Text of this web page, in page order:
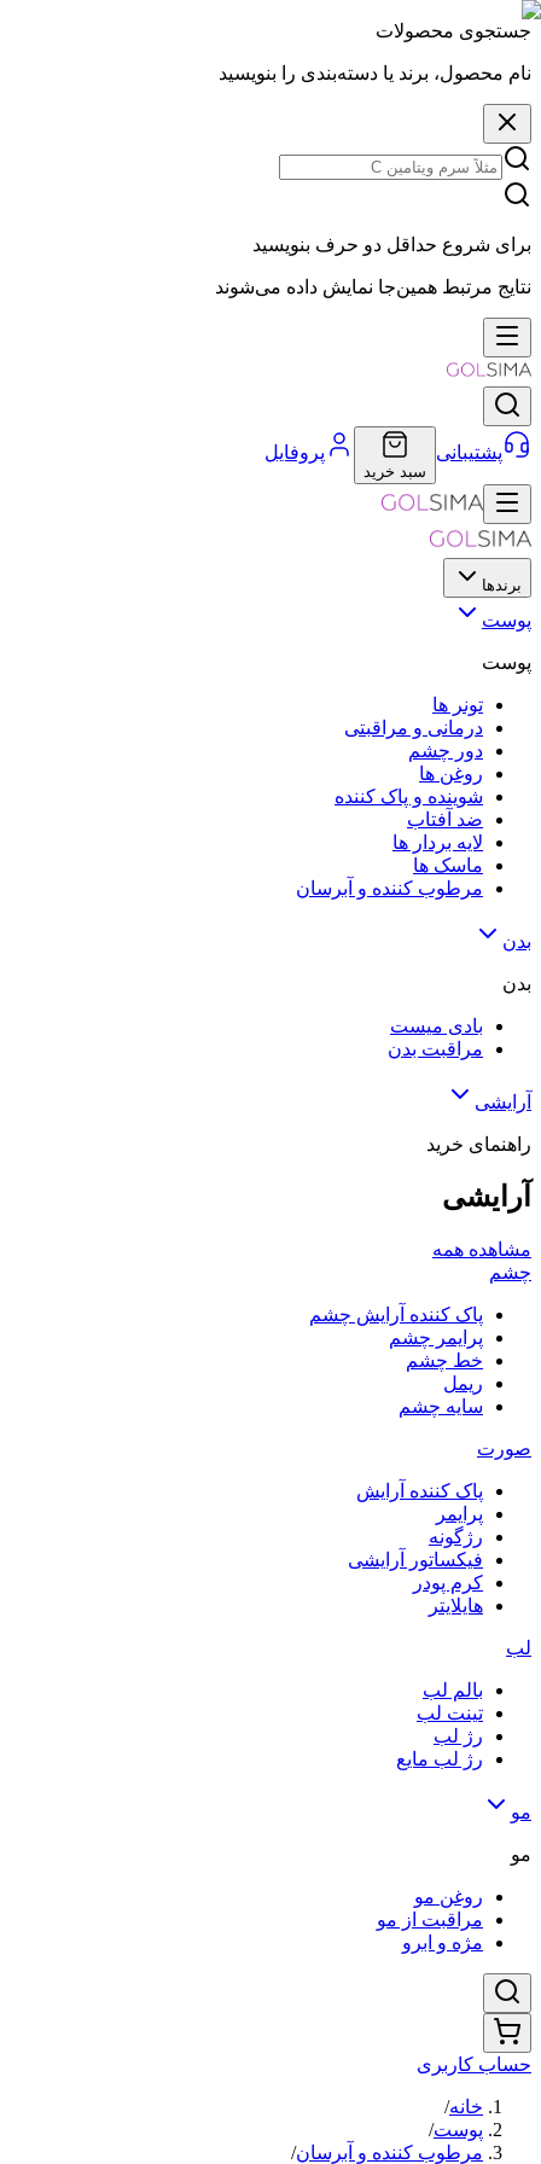
جستجوی محصولات
نام محصول، برند یا دسته‌بندی را بنویسید
برای شروع حداقل دو حرف بنویسید
نتایج مرتبط همین‌جا نمایش داده می‌شوند
پشتیبانی
سبد خرید
پروفایل
برندها
پوست
پوست
تونر ها
درمانی و مراقبتی
دور چشم
روغن ها
شوینده و پاک کننده
ضد آفتاب
لایه‌ بردار ها
ماسک ها
مرطوب کننده و آبرسان
بدن
بدن
بادی میست
مراقبت بدن
آرایشی
راهنمای خرید
آرایشی
مشاهده همه
چشم
پاک کننده آرایش چشم
پرایمر چشم
خط چشم
ریمل
سایه چشم
صورت
پاک کننده آرایش
پرایمر
رژگونه
فیکساتور آرایشی
کرم پودر
هایلایتر
لب
بالم لب
تینت لب
رژ لب
رژ لب مایع
مو
مو
روغن مو
مراقبت از مو
مژه و ابرو
حساب کاربری
خانه/
پوست/
مرطوب کننده و آبرسان/